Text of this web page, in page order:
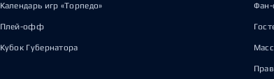
Календарь игр «Торпедо»
Плей-офф
Кубок Губернатора
Фан-